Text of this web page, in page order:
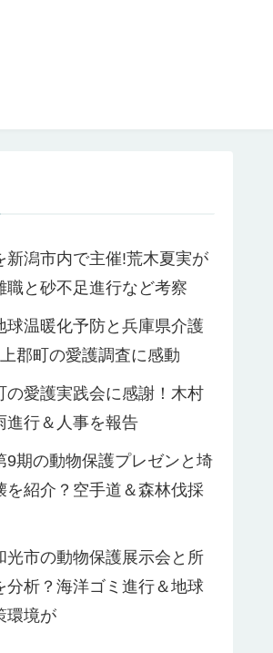
新潟市内で主催!荒木夏実が
職と砂不足進行など考察
球温暖化予防と兵庫県介護
郡町の愛護調査に感動
の愛護実践会に感謝！木村
進行＆人事を報告
9期の動物保護プレゼンと埼
を紹介？空手道＆森林伐採
光市の動物保護展示会と所
分析？海洋ゴミ進行＆地球
環境が